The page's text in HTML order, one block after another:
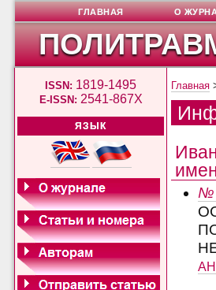
ISSN: 1819-1495
E-ISSN: 2541-867X
ЯЗЫК
ГЛАВНАЯ О
Главная
№